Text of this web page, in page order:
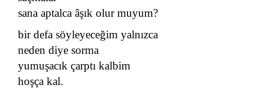
sana aptalca âşık olur muyum?
bir defa söyleyeceğim yalnızca
neden diye sorma
yumuşacık çarptı kalbim
hoşça kal.